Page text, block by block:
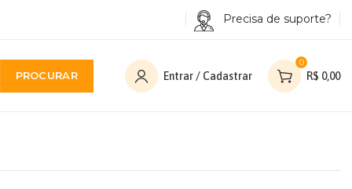
Precisa de suporte?
PROCURAR Entrar / Cadastrar
0
R$ 0,00